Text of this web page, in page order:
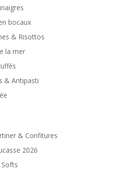
bocaux
& Risottos
la mer
& Antipasti
& Confitures
2026